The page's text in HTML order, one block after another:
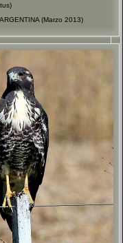
(Marzo 2013)